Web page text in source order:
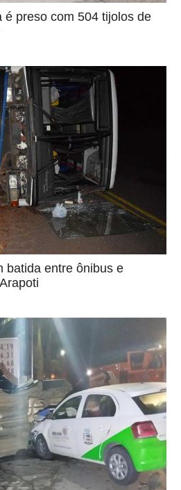
é preso com 504 tijolos de
batida entre ônibus e